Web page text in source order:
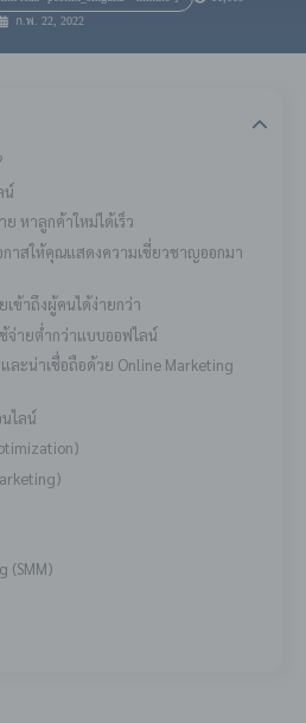
ก.พ. 22, 2022
น์
ย หาลูกค้าใหม่ได้เร็ว
กาสให้คุณแสดงความเชี่ยวชาญออกมา
ข้าถึงผู้คนได้ง่ายกว่า
จ่ายต่ำกว่าแบบออฟไลน์
ละน่าเชื่อถือด้วย Online Marketing
ไลน์
(SMM)